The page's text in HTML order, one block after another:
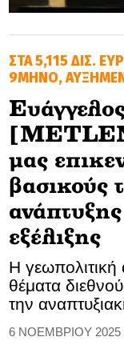
SOOZIE’S
CULTURE
TASTELAND
TECH
HEALTH
MEDIALAND
DRIVE
ΣΤΑ 5,115 ΔΙΣ.
9ΜΗΝΟ,
μας
βασικούς
εξέλιξης
Η γεωπολιτική
θέματα
την
6 ΝΟΕΜΒΡΙΟΥ 2025